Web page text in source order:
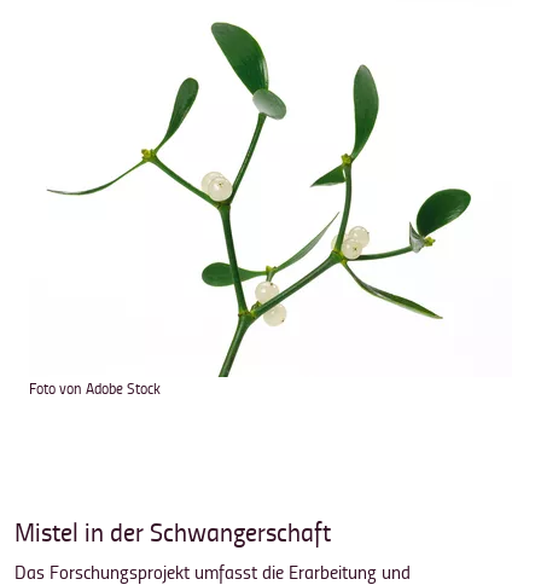
Foto von Adobe Stock
Mistel in der Schwangerschaft
Das Forschungsprojekt umfasst die Erarbeitung und